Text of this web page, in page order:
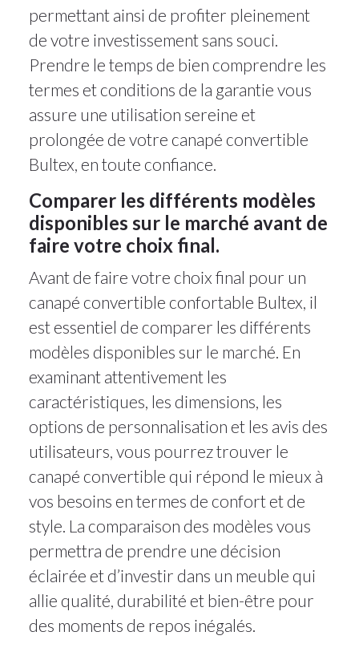
permettant ainsi de profiter pleinement
de votre investissement sans souci.
Prendre le temps de bien comprendre les
termes et conditions de la garantie vous
assure une utilisation sereine et
prolongée de votre canapé convertible
Bultex, en toute confiance.
Comparer les différents modèles
disponibles sur le marché avant de
faire votre choix final.
Avant de faire votre choix final pour un
canapé convertible confortable Bultex, il
est essentiel de comparer les différents
modèles disponibles sur le marché. En
examinant attentivement les
caractéristiques, les dimensions, les
options de personnalisation et les avis des
utilisateurs, vous pourrez trouver le
canapé convertible qui répond le mieux à
vos besoins en termes de confort et de
style. La comparaison des modèles vous
permettra de prendre une décision
éclairée et d’investir dans un meuble qui
allie qualité, durabilité et bien-être pour
des moments de repos inégalés.